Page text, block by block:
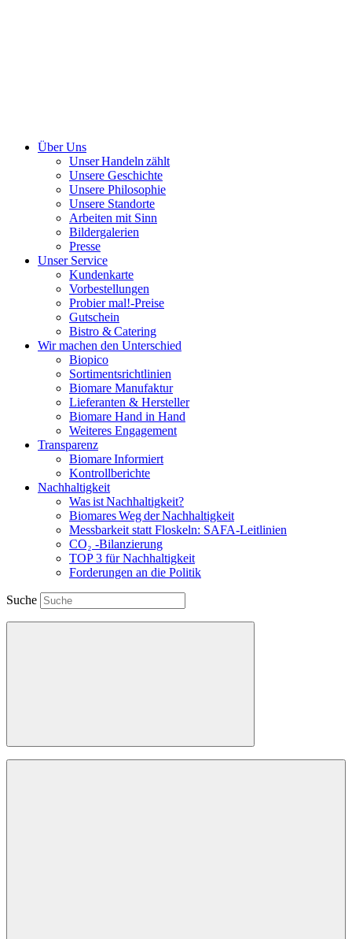
Über Uns
Unser Handeln zählt
Unsere Geschichte
Unsere Philosophie
Unsere Standorte
Arbeiten mit Sinn
Bildergalerien
Presse
Unser Service
Kundenkarte
Vorbestellungen
Probier mal!-Preise
Gutschein
Bistro & Catering
Wir machen den Unterschied
Biopico
Sortimentsrichtlinien
Biomare Manufaktur
Lieferanten & Hersteller
Biomare Hand in Hand
Weiteres Engagement
Transparenz
Biomare Informiert
Kontrollberichte
Nachhaltigkeit
Was ist Nachhaltigkeit?
Biomares Weg der Nachhaltigkeit
Messbarkeit statt Floskeln: SAFA-Leitlinien
CO₂ -Bilanzierung
TOP 3 für Nachhaltigkeit
Forderungen an die Politik
Suche